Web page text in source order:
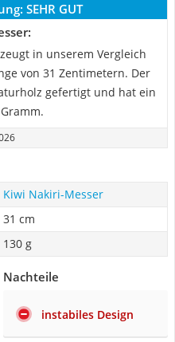
SEHR GUT
in unserem Vergleich
von 31 Zentimetern. Der
gefertigt und hat ein
Kiwi Nakiri-Messer
31 cm
130 g
Nachteile
instabiles Design